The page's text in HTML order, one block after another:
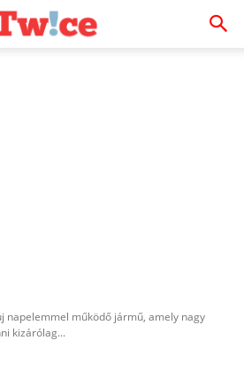
napelemmel működő jármű, amely nagy
kizárólag...